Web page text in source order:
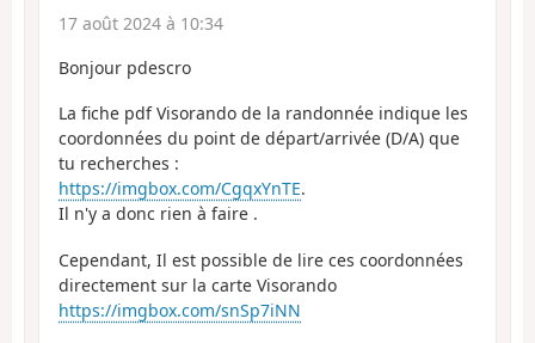
17 août 2024 à 10:34
Bonjour pdescro
La fiche pdf Visorando de la randonnée indique les
coordonnées du point de départ/arrivée (D/A) que
tu recherches :
https://imgbox.com/CgqxYnTE.
Il n'y a donc rien à faire .
Cependant, Il est possible de lire ces coordonnées
directement sur la carte Visorando
https://imgbox.com/snSp7iNN